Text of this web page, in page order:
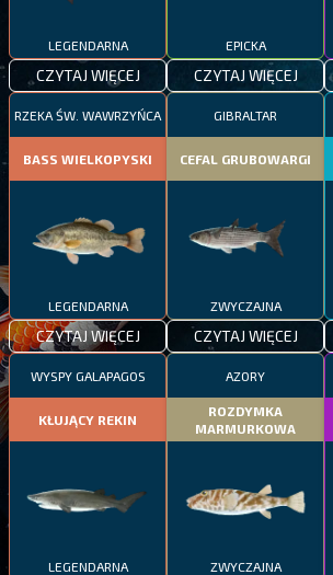
LEGENDARNA
CZYTAJ WIĘCEJ
EPICKA
CZYTAJ WIĘCEJ
RZEKA ŚW. WAWRZYŃCA
BASS WIELKOPYSKI
LEGENDARNA
CZYTAJ WIĘCEJ
GIBRALTAR
CEFAL GRUBOWARGI
ZWYCZAJNA
CZYTAJ WIĘCEJ
WYSPY GALAPAGOS
KŁUJĄCY REKIN
LEGENDARNA
AZORY
ROZDYMKA
MARMURKOWA
ZWYCZAJNA